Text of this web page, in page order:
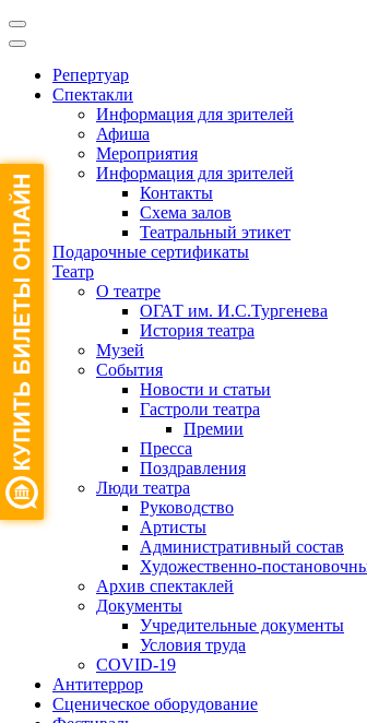
Репертуар
Спектакли
Информация для зрителей
Афиша
Мероприятия
Информация для зрителей
Контакты
Схема залов
Театральный этикет
Подарочные сертификаты
Театр
О театре
ОГАТ им. И.С.Тургенева
История театра
Музей
События
Новости и статьи
Гастроли театра
Премии
Пресса
Поздравления
Люди театра
Руководство
Артисты
Административный состав
Художественно-
Архив спектаклей
Документы
Учредительные документы
Условия труда
COVID-19
Антитеррор
Сценическое оборудование